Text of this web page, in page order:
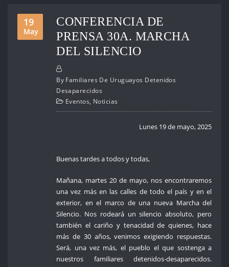
19
May
CONFERENCIA DE
PRENSA 30A. MARCHA
DEL SILENCIO
By Familiares De Uruguayos Detenidos
Desaparecidos
Eventos, Noticias
Lunes 19 de mayo, 2025
Buenas tardes a todos y todas,
Mañana, martes 20 de mayo, nos encontraremos
una vez más en las calles de todo el país y en el
exterior, en el marco de una nueva Marcha del
Silencio. Nos rodeará un silencio absoluto, pero
también el cariño y tenacidad de quienes, hace
más de 30 años, venimos exigiendo respuestas.
Será, una vez más, el pueblo el que sostenga a
nuestros familiares detenidos-desaparecidos.